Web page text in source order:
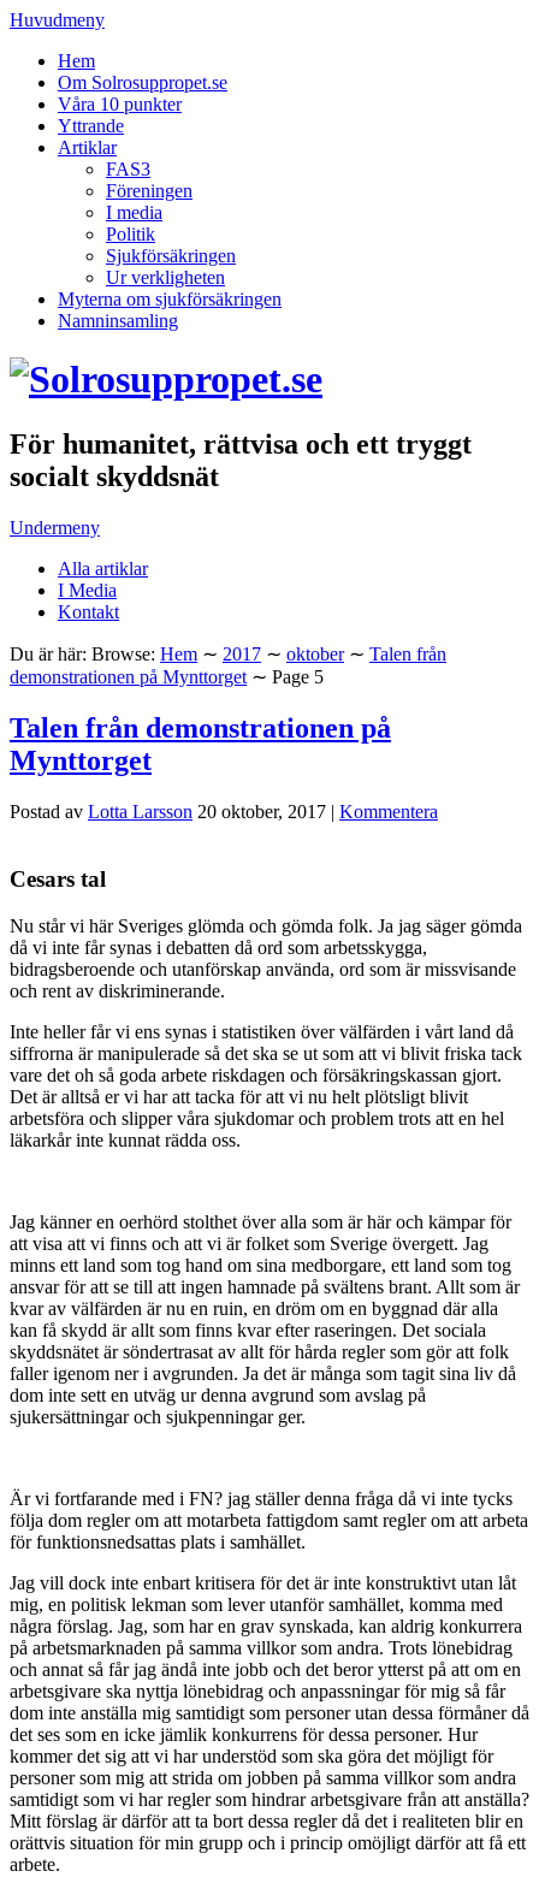
Huvudmeny
Hem
Om Solrosuppropet.se
Våra 10 punkter
Yttrande
Artiklar
FAS3
Föreningen
I media
Politik
Sjukförsäkringen
Ur verkligheten
Myterna om sjukförsäkringen
Namninsamling
För humanitet, rättvisa och ett tryggt
socialt skyddsnät
Undermeny
Alla artiklar
I Media
Kontakt
Du är här: Browse: Hem ∼ 2017 ∼ oktober ∼ Talen från
demonstrationen på Mynttorget ∼ Page 5
Talen från demonstrationen på
Mynttorget
Postad av Lotta Larsson 20 oktober, 2017 | Kommentera
Cesars tal
Nu står vi här Sveriges glömda och gömda folk. Ja jag säger gömda
då vi inte får synas i debatten då ord som arbetsskygga,
bidragsberoende och utanförskap använda, ord som är missvisande
och rent av diskriminerande.
Inte heller får vi ens synas i statistiken över välfärden i vårt land då
siffrorna är manipulerade så det ska se ut som att vi blivit friska tack
vare det oh så goda arbete riskdagen och försäkringskassan gjort.
Det är alltså er vi har att tacka för att vi nu helt plötsligt blivit
arbetsföra och slipper våra sjukdomar och problem trots att en hel
läkarkår inte kunnat rädda oss.
Jag känner en oerhörd stolthet över alla som är här och kämpar för
att visa att vi finns och att vi är folket som Sverige övergett. Jag
minns ett land som tog hand om sina medborgare, ett land som tog
ansvar för att se till att ingen hamnade på svältens brant. Allt som är
kvar av välfärden är nu en ruin, en dröm om en byggnad där alla
kan få skydd är allt som finns kvar efter raseringen. Det sociala
skyddsnätet är söndertrasat av allt för hårda regler som gör att folk
faller igenom ner i avgrunden. Ja det är många som tagit sina liv då
dom inte sett en utväg ur denna avgrund som avslag på
sjukersättningar och sjukpenningar ger.
Är vi fortfarande med i FN? jag ställer denna fråga då vi inte tycks
följa dom regler om att motarbeta fattigdom samt regler om att arbeta
för funktionsnedsattas plats i samhället.
Jag vill dock inte enbart kritisera för det är inte konstruktivt utan låt
mig, en politisk lekman som lever utanför samhället, komma med
några förslag. Jag, som har en grav synskada, kan aldrig konkurrera
på arbetsmarknaden på samma villkor som andra. Trots lönebidrag
och annat så får jag ändå inte jobb och det beror ytterst på att om en
arbetsgivare ska nyttja lönebidrag och anpassningar för mig så får
dom inte anställa mig samtidigt som personer utan dessa förmåner då
det ses som en icke jämlik konkurrens för dessa personer. Hur
kommer det sig att vi har understöd som ska göra det möjligt för
personer som mig att strida om jobben på samma villkor som andra
samtidigt som vi har regler som hindrar arbetsgivare från att anställa?
Mitt förslag är därför att ta bort dessa regler då det i realiteten blir en
orättvis situation för min grupp och i princip omöjligt därför att få ett
arbete.